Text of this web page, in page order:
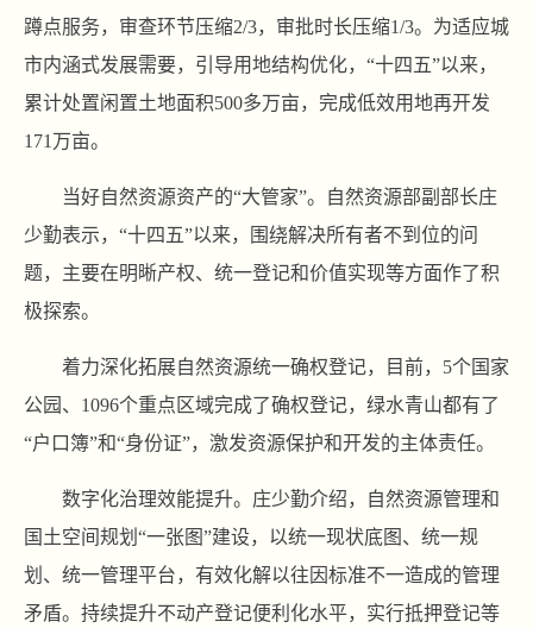
蹲点服务，审查环节压缩2/3，审批时长压缩1/3。为适应城
市内涵式发展需要，引导用地结构优化，“十四五”以来，
累计处置闲置土地面积500多万亩，完成低效用地再开发
171万亩。
当好自然资源资产的“大管家”。自然资源部副部长庄
少勤表示，“十四五”以来，围绕解决所有者不到位的问
题，主要在明晰产权、统一登记和价值实现等方面作了积
极探索。
着力深化拓展自然资源统一确权登记，目前，5个国家
公园、1096个重点区域完成了确权登记，绿水青山都有了
“户口簿”和“身份证”，激发资源保护和开发的主体责任。
数字化治理效能提升。庄少勤介绍，自然资源管理和
国土空间规划“一张图”建设，以统一现状底图、统一规
划、统一管理平台，有效化解以往因标准不一造成的管理
矛盾。持续提升不动产登记便利化水平，实行抵押登记等